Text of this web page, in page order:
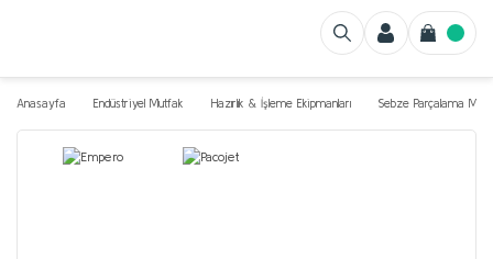
Anasayfa Endüstriyel Mutfak Hazırlık & İşleme Ekipmanları Sebze Parçalama